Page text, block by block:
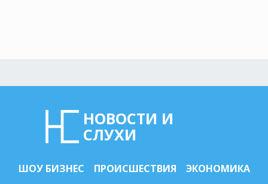
НОВОСТИ И
СЛУХИ
ШОУ БИЗНЕС ПРОИСШЕСТВИЯ
ЭКОНОМИКА